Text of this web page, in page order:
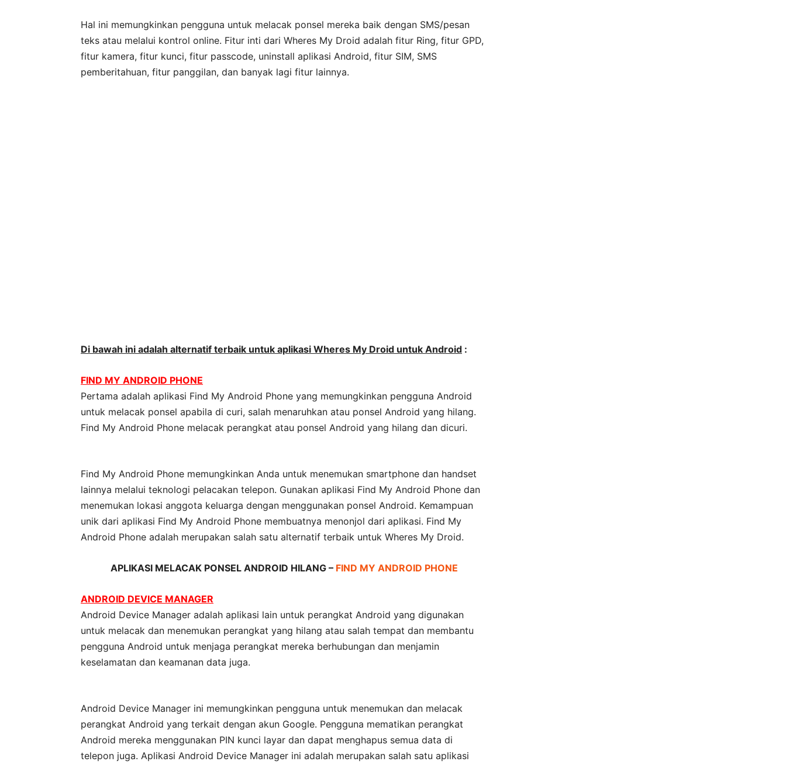
Hal ini memungkinkan pengguna untuk melacak ponsel mereka baik dengan SMS/pesan
teks atau melalui kontrol online. Fitur inti dari Wheres My Droid adalah fitur Ring, fitur GPD,
fitur kamera, fitur kunci, fitur passcode, uninstall aplikasi Android, fitur SIM, SMS
pemberitahuan, fitur panggilan, dan banyak lagi fitur lainnya.
Di bawah ini adalah alternatif terbaik untuk aplikasi Wheres My Droid untuk Android :
FIND MY ANDROID PHONE
Pertama adalah aplikasi Find My Android Phone yang memungkinkan pengguna Android
untuk melacak ponsel apabila di curi, salah menaruhkan atau ponsel Android yang hilang.
Find My Android Phone melacak perangkat atau ponsel Android yang hilang dan dicuri.
Find My Android Phone memungkinkan Anda untuk menemukan smartphone dan handset
lainnya melalui teknologi pelacakan telepon. Gunakan aplikasi Find My Android Phone dan
menemukan lokasi anggota keluarga dengan menggunakan ponsel Android. Kemampuan
unik dari aplikasi Find My Android Phone membuatnya menonjol dari aplikasi. Find My
Android Phone adalah merupakan salah satu alternatif terbaik untuk Wheres My Droid.
APLIKASI MELACAK PONSEL ANDROID HILANG – FIND MY ANDROID PHONE
ANDROID DEVICE MANAGER
Android Device Manager adalah aplikasi lain untuk perangkat Android yang digunakan
untuk melacak dan menemukan perangkat yang hilang atau salah tempat dan membantu
pengguna Android untuk menjaga perangkat mereka berhubungan dan menjamin
keselamatan dan keamanan data juga.
Android Device Manager ini memungkinkan pengguna untuk menemukan dan melacak
perangkat Android yang terkait dengan akun Google. Pengguna mematikan perangkat
Android mereka menggunakan PIN kunci layar dan dapat menghapus semua data di
telepon juga. Aplikasi Android Device Manager ini adalah merupakan salah satu aplikasi